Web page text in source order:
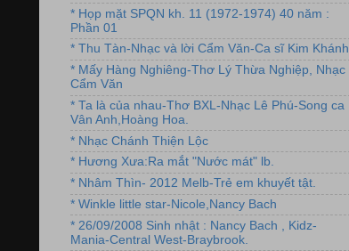
* Họp mặt SPQN kh. 11 (1972-1974) 40 năm :
Phần 01
* Thu Tàn-Nhạc và lời Cẩm Văn-Ca sĩ Kim Khánh
* Mấy Hàng Nghiêng-Thơ Lý Thừa Nghiệp, Nhạc
Cẩm Văn
* Ta là của nhau-Thơ BXL-Nhạc Lê Phú-Song ca
Vân Anh,Hoàng Hoa.
* Nhạc Chánh Thiện Lộc
* Hương Xưa:Ra mắt "Nước mát" lb.
* Nhâm Thìn- 2012 Melb-Trẻ em khuyết tật.
* Winkle little star-Nicole,Nancy Bach
* 26/09/2008 Sinh nhật : Nancy Bach , Kidz-
Mania-Central West-Braybrook.